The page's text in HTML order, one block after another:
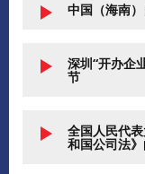
中国（海南
深圳“开办企
节
全国人民代
和国公司法